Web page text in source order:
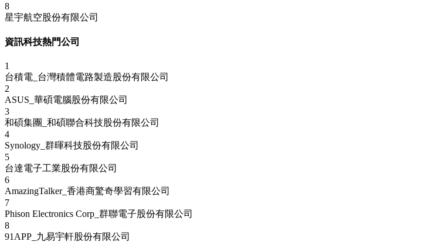
8
星宇航空股份有限公司
資訊科技熱門公司
1
台積電_台灣積體電路製造股份有限公司
2
ASUS_華碩電腦股份有限公司
3
和碩集團_和碩聯合科技股份有限公司
4
Synology_群暉科技股份有限公司
5
台達電子工業股份有限公司
6
AmazingTalker_香港商驚奇學習有限公司
7
Phison Electronics Corp_群聯電子股份有限公司
8
91APP_九易宇軒股份有限公司